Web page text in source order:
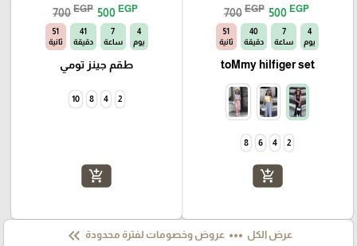
700 EGP 500 EGP
4
يوم
7
ساعة
40
دقيقة
50
ثانية
toMmy hilfiger set
2
4
6
8
add_shopping_cart
700 EGP 500 EGP
4
يوم
7
ساعة
41
دقيقة
50
ثانية
طقم جينز تومي
2
4
8
10
add_shopping_cart
عرض الكل more_horiz عروض وخصومات لفترة محدودة keyboard_double_arrow_left